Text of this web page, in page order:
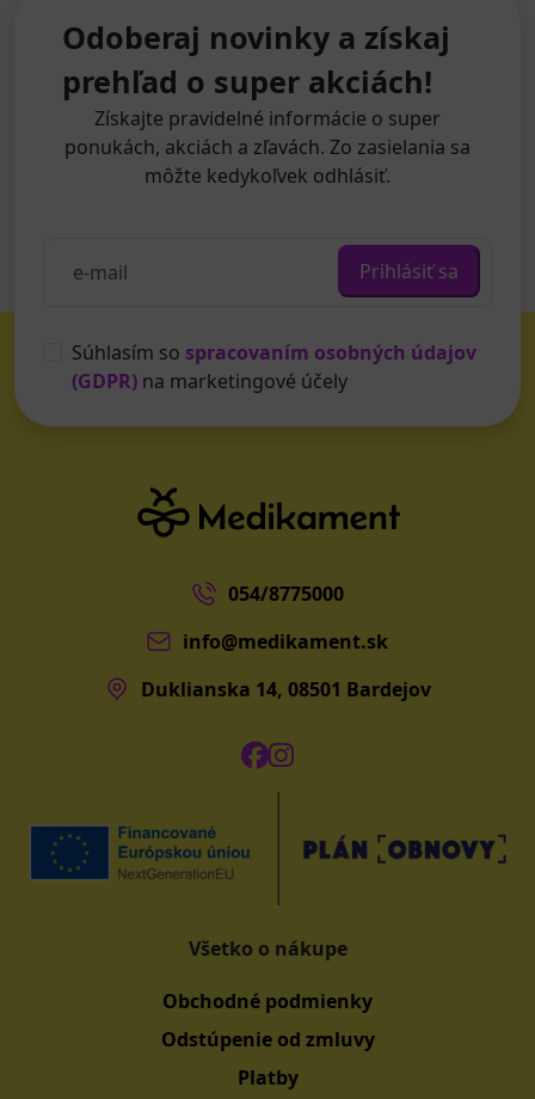
Odoberaj novinky a získaj
prehľad o super akciách!
Získajte pravidelné informácie o super
ponukách, akciách a zľavách. Zo zasielania sa
môžte kedykoľvek odhlásiť.
Prihlásiť sa
Súhlasím so spracovaním osobných údajov
(GDPR) na marketingové účely
054/8775000
info@medikament.sk
Duklianska 14, 08501 Bardejov
Všetko o nákupe
Obchodné podmienky
Odstúpenie od zmluvy
Platby